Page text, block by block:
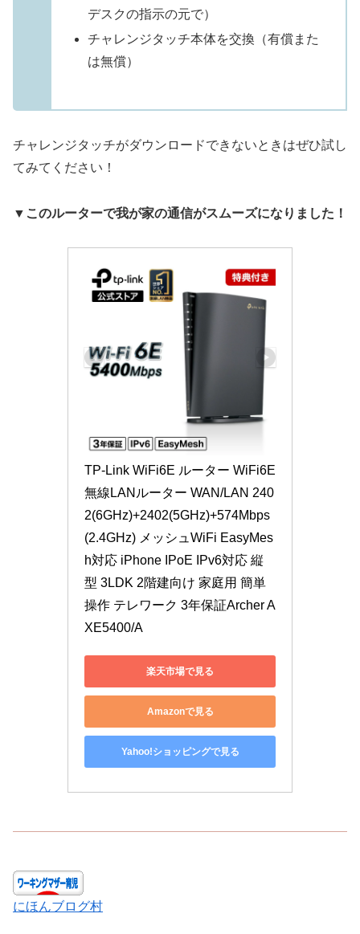
デスクの指示の元で）
チャレンジタッチ本体を交換（有償また
は無償）
チャレンジタッチがダウンロードできないときはぜひ試し
てみてください！
▼このルーターで我が家の通信がスムーズになりました！
TP-Link WiFi6E ルーター WiFi6E
無線LANルーター WAN/LAN 240
2(6GHz)+2402(5GHz)+574Mbps
(2.4GHz) メッシュWiFi EasyMes
h対応 iPhone IPoE IPv6対応 縦
型 3LDK 2階建向け 家庭用 簡単
操作 テレワーク 3年保証Archer A
XE5400/A
楽天市場で見る
Amazonで見る
Yahoo!ショッピングで見る
にほんブログ村